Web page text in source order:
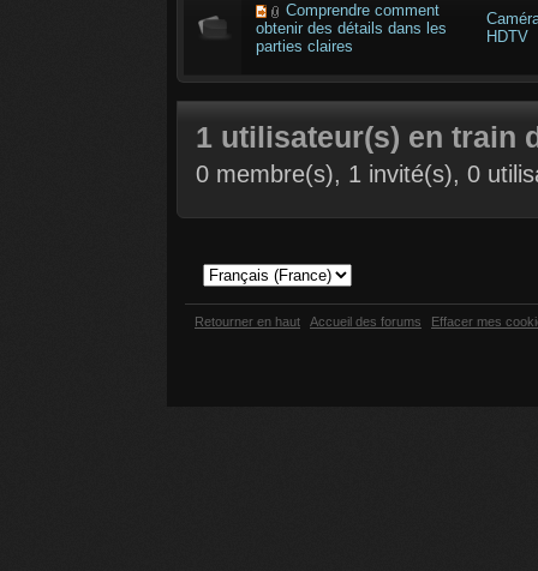
Comprendre comment
obtenir des détails dans les
parties claires
HDTV
1 utilisateur(s) en train
0 membre(s), 1 invité(s), 0
Retourner en haut Accueil des forums Effacer mes